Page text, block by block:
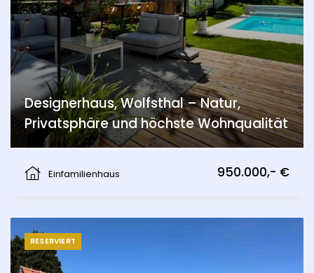
Designerhaus, Wolfsthal – Natur,
Privatsphäre und höchste Wohnqualität
Einfamilienhaus
950.000,- €
RESERVIERT